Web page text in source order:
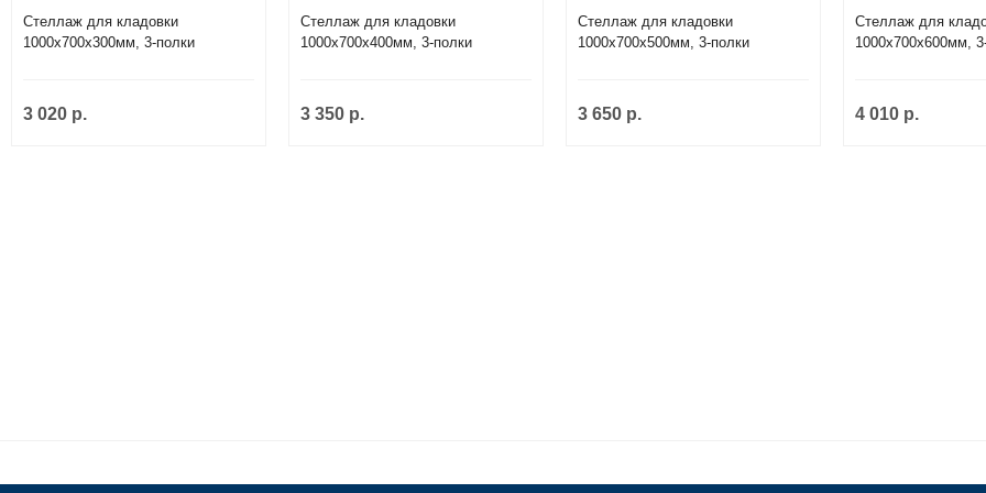
Стеллаж для кладовки
1000х700х300мм, 3-полки
3 020 р.
Стеллаж для кладовки
1000х700х400мм, 3-полки
3 350 р.
Стеллаж для кладовки
1000х700х500мм, 3-полки
3 650 р.
Стеллаж для
1000х700х600мм,
4 010 р.